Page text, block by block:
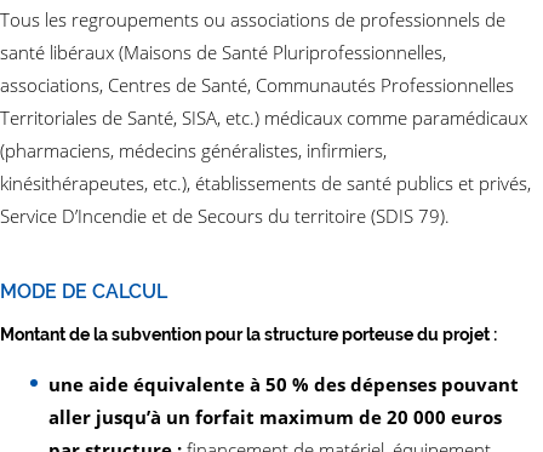
Tous les regroupements ou associations de professionnels de
santé libéraux (Maisons de Santé Pluriprofessionnelles,
associations, Centres de Santé, Communautés Professionnelles
Territoriales de Santé, SISA, etc.) médicaux comme paramédicaux
(pharmaciens, médecins généralistes, infirmiers,
kinésithérapeutes, etc.), établissements de santé publics et privés,
Service D’Incendie et de Secours du territoire (SDIS 79).
MODE DE CALCUL
Montant de la subvention pour la structure porteuse du projet :
une aide équivalente à 50 % des dépenses pouvant
aller jusqu’à un forfait maximum de 20 000 euros